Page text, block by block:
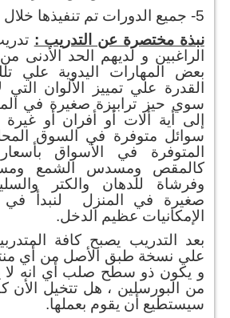
5- جميع الدورات تم تنفيذها خلال عام 2017.
نبذة مختصرة عن التدريب :
الراغبين و لديهم الحد الأدنى
بعض المهارات اليدوية علي
القدرة علي تمييز الألوان التي
سوي حيز ترابيزة صغيرة في
إلى أية ألات أو أفران أو
سوائل متوفرة في السوق
المتوفرة في الأسواق
كالمقص ومسدس الشمع
وفرشاة للدهان والكتر
صغيرة في المنزل لنبدأ في
الإمكانيات عظيم الدخل.
بعد التدريب يصبح كافة
علي نسخة طبق الأصل من أي
و يكون ذو سطح صلب أي انه
من البورسلين ، هل تتخيل الأن
سيستطيع أن يقوم بعملها.